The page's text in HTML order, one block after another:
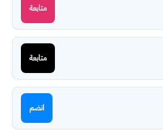
متابعة
متابعة
انضم